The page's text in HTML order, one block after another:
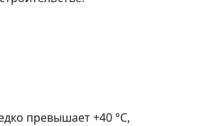
превышает +40 °C,